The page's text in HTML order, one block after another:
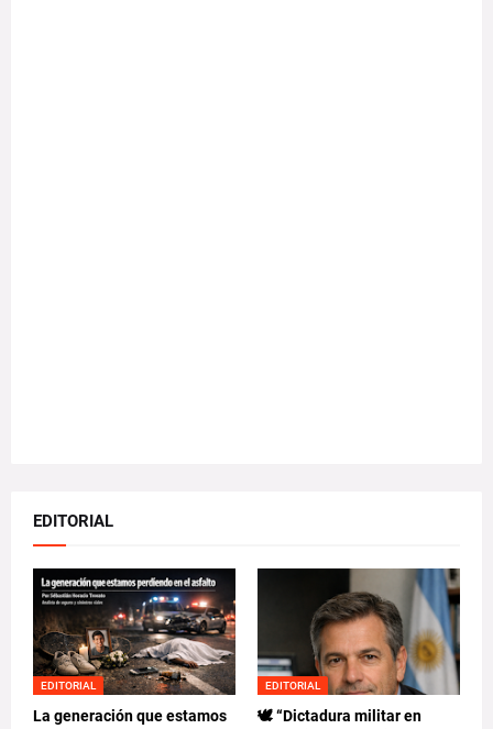
EDITORIAL
EDITORIAL
La generación que estamos
EDITORIAL
🕊️ “Dictadura militar en